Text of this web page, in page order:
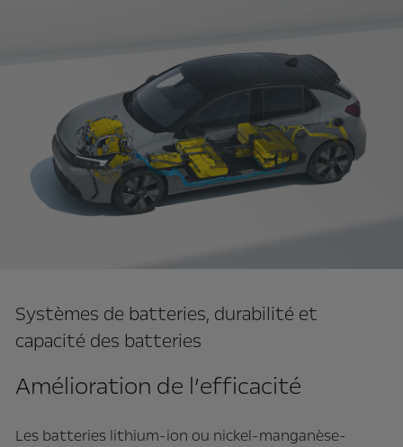
Systèmes de batteries, durabilité et
capacité des batteries
Amélioration de l’efficacité
Les batteries lithium-ion ou nickel-manganèse-